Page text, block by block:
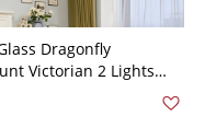
Dragonfly
Victorian 2 Lights
Flush Light Fixture
Shade - Messing 110V-